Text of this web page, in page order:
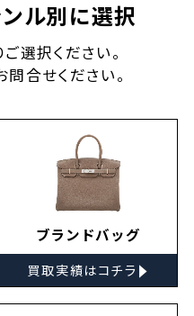
ル別に選択
選択ください。
問合せください。
ブランドバッグ
買取実績はコチラ ▸